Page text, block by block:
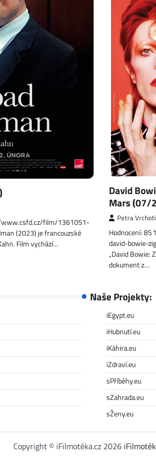
www.csfd.cz/film/1361051-
(2023) je francouzské
Film vychází…
David
Mars (07/
Petra
Hodnocení:
david-bowie-
„David Bowie:
dokument z…
Naše Projekty:
iEgypt.eu
iHubnutí.eu
iKáhira.eu
iZdraví.eu
sPříběhy.eu
sZahrada.eu
sŽeny.eu
Copyright © iFilmotéka.cz 2026